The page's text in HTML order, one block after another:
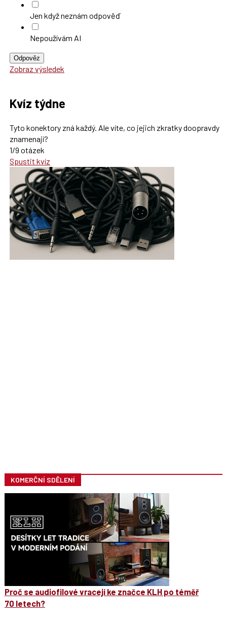
Jen když neznám odpověď
Nepoužívám AI
Odpověz
Zobraz výsledek
Kvíz týdne
Tyto konektory zná každý. Ale víte, co jejich zkratky doopravdy
znamenají?
1/9 otázek
Spustit kvíz
KOMERČNÍ SDĚLENÍ
Proč se audiofilové vracejí ke značce KLH po téměř
70 letech?